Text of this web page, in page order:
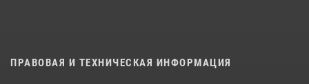
ПРАВОВАЯ И ТЕХНИЧЕСКАЯ ИНФОРМАЦИЯ